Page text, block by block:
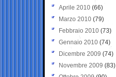
Aprile 2010 (66)
Marzo 2010 (79)
Febbraio 2010 (73)
Gennaio 2010 (74)
Dicembre 2009 (74)
Novembre 2009 (83)